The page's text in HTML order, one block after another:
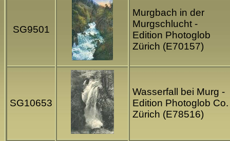
SG9501
Murgbach in der
Murgschlucht -
Edition Photoglob
Zürich (E70157)
SG10653
Wasserfall bei Murg -
Edition Photoglob Co.
Zürich (E78516)